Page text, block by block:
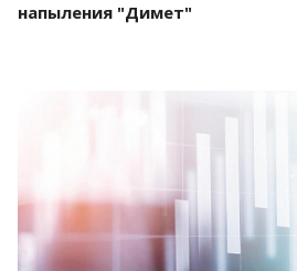
напыления "Димет"